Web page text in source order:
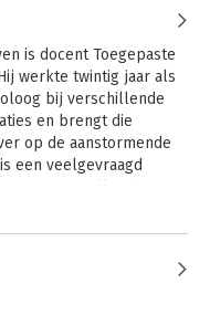
is docent Toegepaste
werkte twintig jaar als
bij verschillende
en brengt die
op de aanstormende
een veelgevraagd
disciplines.